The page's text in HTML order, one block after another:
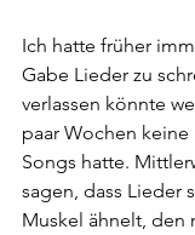
Ich hatte früher
Gabe Lieder zu
verlassen könnte
paar Wochen
Songs hatte.
sagen, dass Lieder
Muskel ähnelt, den